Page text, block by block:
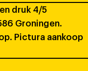
druk 4/5
Groningen.
Pictura aankoop